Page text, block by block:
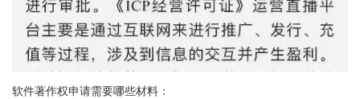
软件著作权申请需要哪些材料：